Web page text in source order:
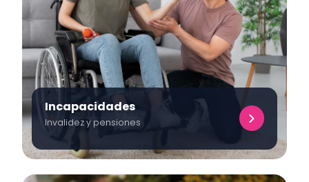
Incapacidades
Invalidez y pensiones